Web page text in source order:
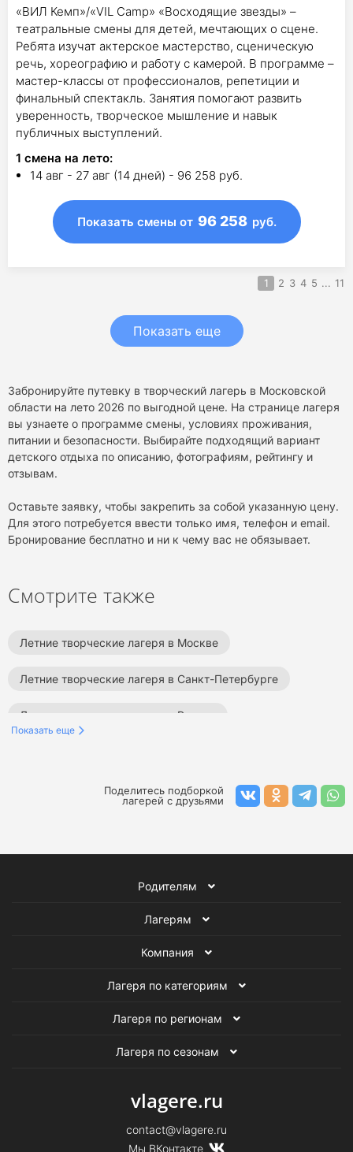
«ВИЛ Кемп»/«VIL Camp» «Восходящие звезды» –
театральные смены для детей, мечтающих о сцене.
Ребята изучат актерское мастерство, сценическую
речь, хореографию и работу с камерой. В программе –
мастер-классы от профессионалов, репетиции и
финальный спектакль. Занятия помогают развить
уверенность, творческое мышление и навык
публичных выступлений.
1 смена на лето:
14 авг - 27 авг (14 дней) - 96 258 руб.
Показать смены от 96 258 руб.
1 2 3 4 5 ... 11
Показать еще
Забронируйте путевку в творческий лагерь в Московской
области на лето 2026 по выгодной цене. На странице лагеря
вы узнаете о программе смены, условиях проживания,
питании и безопасности. Выбирайте подходящий вариант
детского отдыха по описанию, фотографиям, рейтингу и
отзывам.
Оставьте заявку, чтобы закрепить за собой указанную цену.
Для этого потребуется ввести только имя, телефон и email.
Бронирование бесплатно и ни к чему вас не обязывает.
Смотрите также
Летние творческие лагеря в Москве
Летние творческие лагеря в Санкт-Петербурге
Летние творческие лагеря в России
Летние спортивные лагеря в Подмосковье
Летние туристические лагеря в Подмосковье
Летние палаточные лагеря в Подмосковье
Показать еще
Поделитесь подборкой
лагерей с друзьями
Родителям
Лагерям
Компания
Лагеря по категориям
Лагеря по регионам
Лагеря по сезонам
vlagere.ru
contact@vlagere.ru
Мы ВКонтакте